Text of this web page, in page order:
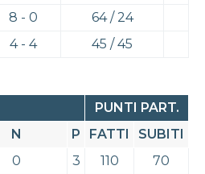
8 - 0
64 / 24
4 - 4 45 / 45
PUNTI PART.
N P FATTI
SUBITI
0 3 110
70